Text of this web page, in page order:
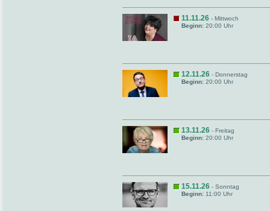
11.11.26 - Mittwoch
Beginn: 20:00 Uhr
12.11.26 - Donnerstag
Beginn: 20:00 Uhr
13.11.26 - Freitag
Beginn: 20:00 Uhr
15.11.26 - Sonntag
Beginn: 11:00 Uhr